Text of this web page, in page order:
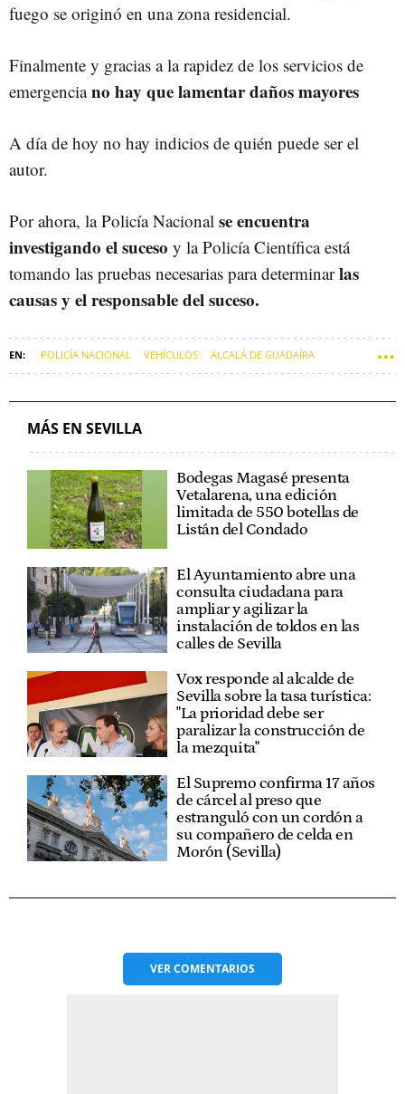
fuego se originó en una zona residencial.
Finalmente y gracias a la rapidez de los servicios de
emergenciano hay que lamentar daños mayores
A día de hoy no hay indicios de quién puede ser el
autor.
Por ahora, la Policía Nacional se encuentra
investigando el suceso y la Policía Científica está
tomando las pruebas necesarias para determinarlas
causas y el responsable del suceso.
POLICÍA NACIONAL VEHÍCULOS ALCALÁ DE GUADAÍRA
SUCESOS DE SEVILLA
MÁS EN SEVILLA
Bodegas Magasé presenta
Vetalarena, una edición
limitada de 550 botellas de
Listán del Condado
El Ayuntamiento abre una
consulta ciudadana para
ampliar y agilizar la
instalación de toldos en las
calles de Sevilla
Vox responde al alcalde de
Sevilla sobre la tasa turística:
"La prioridad debe ser
paralizar la construcción de
la mezquita"
El Supremo confirma 17 años
de cárcel al preso que
estranguló con un cordón a
su compañero de celda en
Morón (Sevilla)
VERCOMENTARIOS